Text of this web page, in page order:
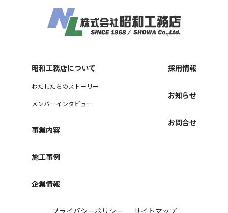
昭和工務店について
わたしたちのストーリー
メンバーインタビュー
事業内容
施工事例
企業情報
採用情報
お知らせ
お問合せ
プライバシーポリシー サイトマップ